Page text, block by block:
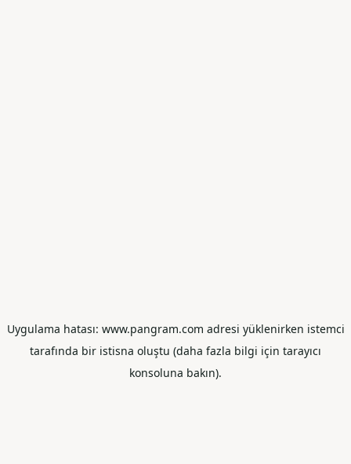
Uygulama hatası: www.pangram.com adresi yüklenirken istemci
tarafında bir istisna oluştu (daha fazla bilgi için tarayıcı
konsoluna bakın).